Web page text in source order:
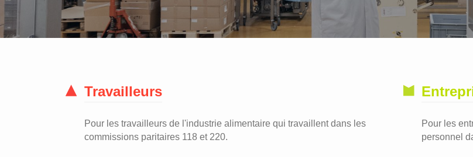
Travailleurs
Pour les travailleurs de l'industrie alimentaire qui travaillent dans les
commissions paritaires 118 et 220.
Pour les
personnel